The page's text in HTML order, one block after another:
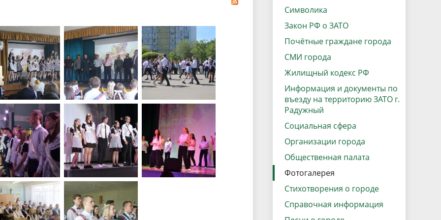
Городская среда
проекты Реализация Национальных проектов
закупки Муниципальный контроль
Региональный контроль
коррупции
Муниципально - частное
партнёрство
Поддержка малого и среднего
предпринимательства
Символика
Закон РФ о ЗАТО
Почётные граждане города
СМИ города
Жилищный кодекс РФ
Информация и документы по
въезду на территорию ЗАТО г.
Радужный
Социальная сфера
Организации города
Общественная палата
Фотогалерея
Стихотворения о городе
Справочная информация